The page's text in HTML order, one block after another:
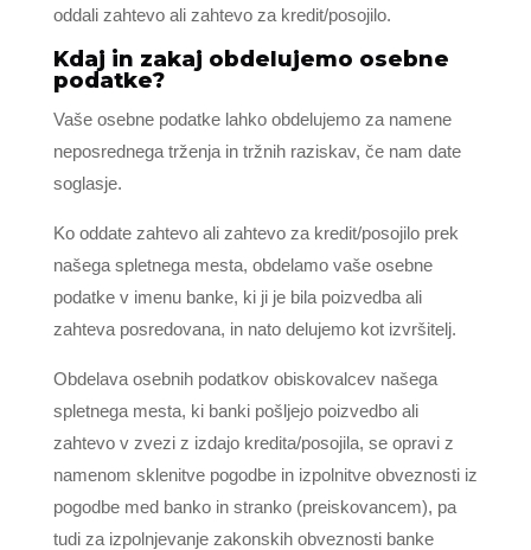
oddali zahtevo ali zahtevo za kredit/posojilo.
Kdaj in zakaj obdelujemo osebne
podatke?
Vaše osebne podatke lahko obdelujemo za namene
neposrednega trženja in tržnih raziskav, če nam date
soglasje.
Ko oddate zahtevo ali zahtevo za kredit/posojilo prek
našega spletnega mesta, obdelamo vaše osebne
podatke v imenu banke, ki ji je bila poizvedba ali
zahteva posredovana, in nato delujemo kot izvršitelj.
Obdelava osebnih podatkov obiskovalcev našega
spletnega mesta, ki banki pošljejo poizvedbo ali
zahtevo v zvezi z izdajo kredita/posojila, se opravi z
namenom sklenitve pogodbe in izpolnitve obveznosti iz
pogodbe med banko in stranko (preiskovancem), pa
tudi za izpolnjevanje zakonskih obveznosti banke